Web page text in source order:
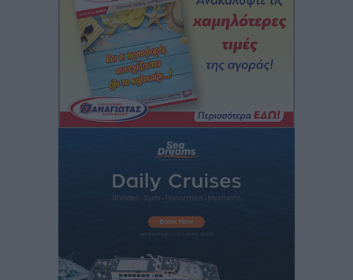
οικογενειακούς προϋπολογισμούς
πριν 5 ώρες
Δύο νέοι ξενώνες παραδόθηκαν στις Ένοπλες
Δυνάμεις στη νήσο Ρω
Τοπικές Ειδήσεις• πριν 5 ώρες
Συνεχίζεται η έξοδος του Αυγούστου – Πάνω από
πριν 5 ώρες
Μόνιμες θέσεις στους παιδικούς σταθμούς: Οι
για τους δήμους